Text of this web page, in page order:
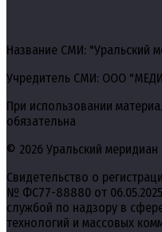
Название СМИ: "Уральский
Учредитель СМИ: ООО
При использовании
обязательна
© 2026 Уральский меридиан
Свидетельство о
№ ФС77-88880 от
службой по надзору в
технологий и массовых